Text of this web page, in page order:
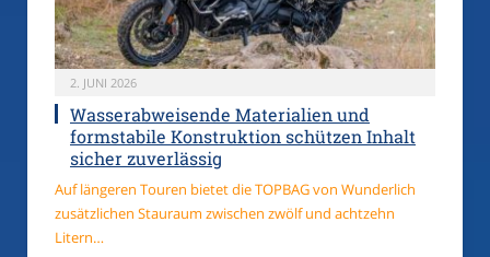
2. JUNI 2026
Wasserabweisende Materialien und
formstabile Konstruktion schützen Inhalt
sicher zuverlässig
Auf längeren Touren bietet die TOPBAG von Wunderlich
zusätzlichen Stauraum zwischen zwölf und achtzehn
Litern…